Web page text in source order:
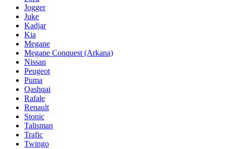
Jogger
Juke
Kadjar
Kia
Megane
Megane Conquest (Arkana)
Nissan
Peugeot
Puma
Qashqai
Rafale
Renault
Stonic
Talisman
Trafic
Twingo